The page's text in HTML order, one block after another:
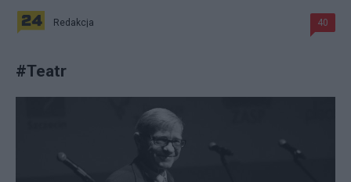
Redakcja 40
#Teatr